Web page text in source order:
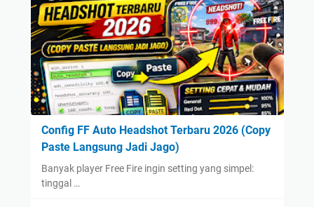
Config FF Auto Headshot Terbaru 2026 (Copy
Paste Langsung Jadi Jago)
Banyak player Free Fire ingin setting yang simpel:
tinggal …